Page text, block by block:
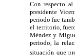
Con respecto
presidente
periodo fue
el territorio,
Méndez y
periodo, la
situación que